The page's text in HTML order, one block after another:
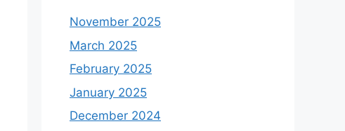
November 2025
March 2025
February 2025
January 2025
December 2024